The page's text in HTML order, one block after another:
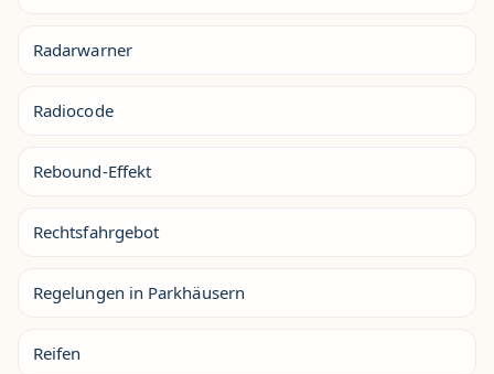
Radarwarner
Radiocode
Rebound-Effekt
Rechtsfahrgebot
Regelungen in Parkhäusern
Reifen